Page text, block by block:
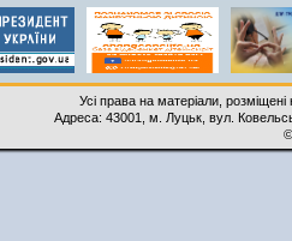
Усі права на матеріали,
Адреса: 43001, м. Луцьк, вул.